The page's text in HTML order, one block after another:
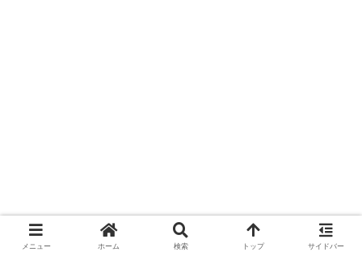
メニュー ホーム 検索 トップ サイドバー